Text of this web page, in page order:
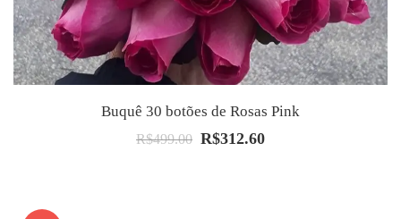
Buquê 30 botões de Rosas Pink
R$499.00 O
R$312.60O